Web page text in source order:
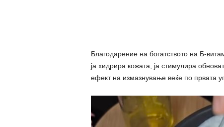
Благодарение на богатството на Б-
ја хидрира кожата, ја стимулира
ефект на измазнување веќе по првата